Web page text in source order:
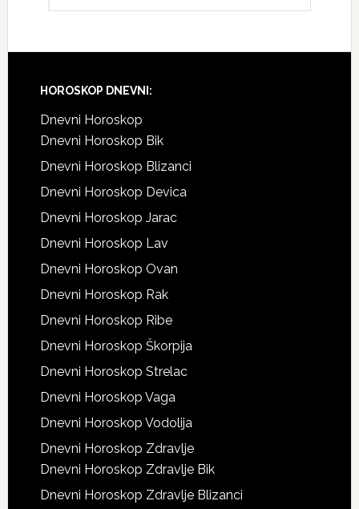
HOROSKOP DNEVNI:
Dnevni Horoskop
Dnevni Horoskop Bik
Dnevni Horoskop Blizanci
Dnevni Horoskop Devica
Dnevni Horoskop Jarac
Dnevni Horoskop Lav
Dnevni Horoskop Ovan
Dnevni Horoskop Rak
Dnevni Horoskop Ribe
Dnevni Horoskop Škorpija
Dnevni Horoskop Strelac
Dnevni Horoskop Vaga
Dnevni Horoskop Vodolija
Dnevni Horoskop Zdravlje
Dnevni Horoskop Zdravlje Bik
Dnevni Horoskop Zdravlje Blizanci